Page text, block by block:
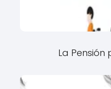
La Pensión